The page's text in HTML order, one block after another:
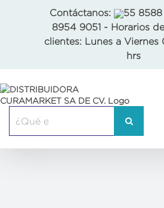
Contáctanos: 55 8588
8954 9051 - Horarios
clientes: Lunes a Viernes
hrs